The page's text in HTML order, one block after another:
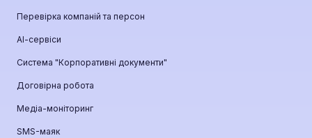
Перевірка компаній та персон
АІ-сервіси
Система "Корпоративні документи"
Договірна робота
Медіа-моніторинг
SMS-маяк